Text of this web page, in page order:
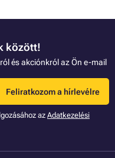
között!
és akciónkról az Ön e-mail
Feliratkozom a hírlevélre
az Adatkezelési